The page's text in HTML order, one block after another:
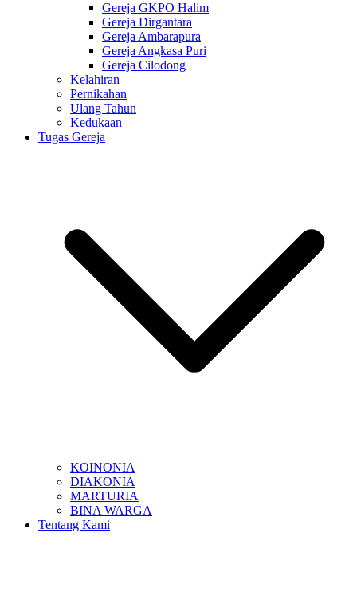
Gereja GKPO Halim
Gereja Dirgantara
Gereja Ambarapura
Gereja Angkasa Puri
Gereja Cilodong
Kelahiran
Pernikahan
Ulang Tahun
Kedukaan
Tugas Gereja
KOINONIA
DIAKONIA
MARTURIA
BINA WARGA
Tentang Kami